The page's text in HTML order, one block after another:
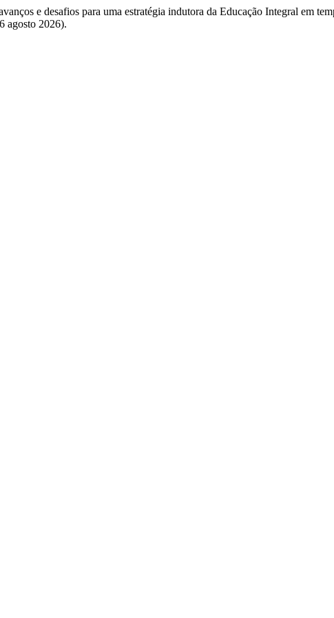
e desafios para uma estratégia indutora da Educação Integral em
agosto 2026).